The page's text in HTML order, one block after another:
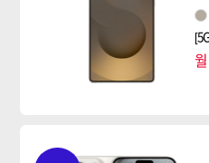
그
월